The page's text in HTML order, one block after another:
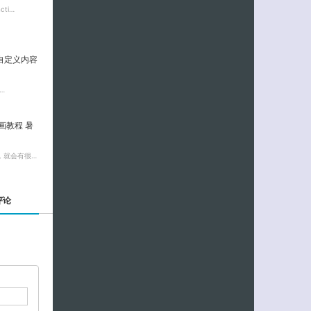
定义内容
教程 暑
会有很…
论